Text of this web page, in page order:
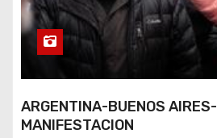
ARGENTINA-BUENOS AIRES-
MANIFESTACION